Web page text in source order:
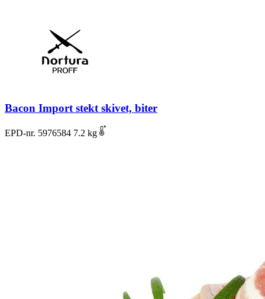
Bacon Import stekt skivet, biter
EPD-nr. 5976584 7.2 kg